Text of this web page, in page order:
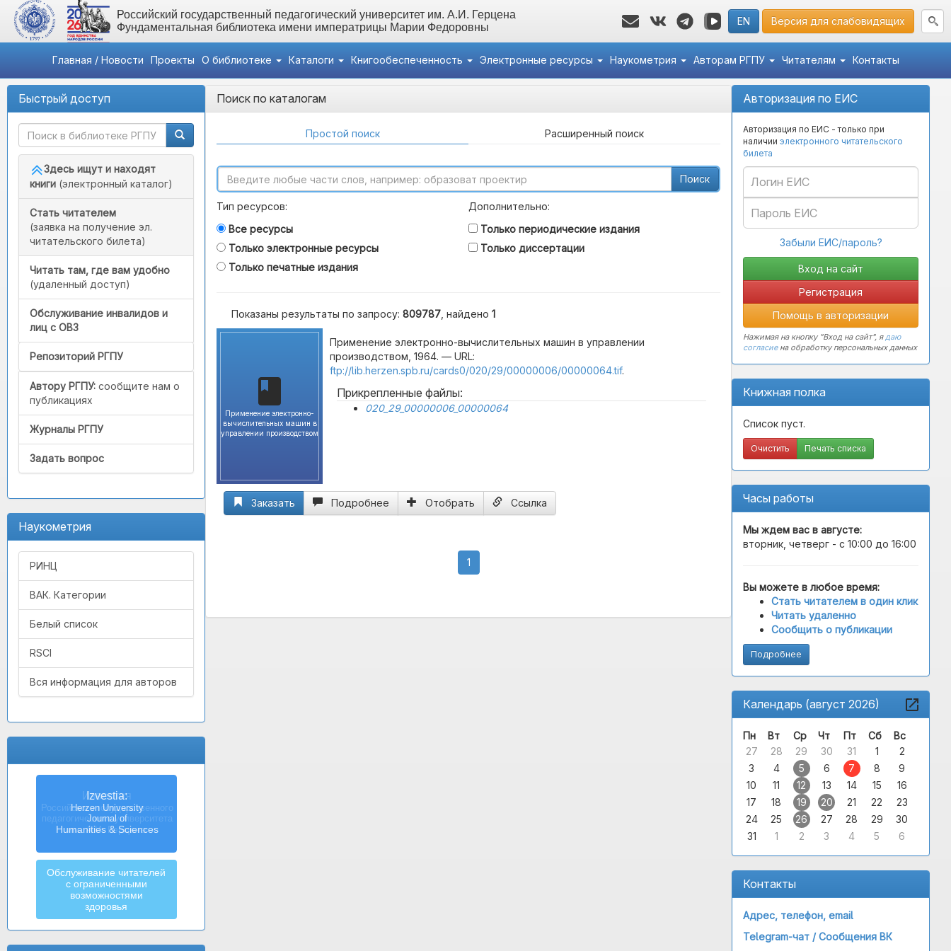
Российский государственный педагогический университет им. А.И. Герцена
Фундаментальная библиотека имени императрицы Марии Федоровны
EN Версия для слабовидящих
Главная / Новости Проекты О библиотеке Каталоги Книгообеспеченность Электронные ресурсы Наукометрия Авторам РГПУ Читателям Контакты
Быстрый доступ
Здесь ищут и находят
книги (электронный каталог)
Стать читателем
(заявка на получение эл.
читательского билета)
Читать там, где вам удобно
(удаленный доступ)
Обслуживание инвалидов и
лиц с ОВЗ
Репозиторий РГПУ
Автору РГПУ: сообщите нам о
публикациях
Журналы РГПУ
Задать вопрос
Наукометрия
РИНЦ
ВАК. Категории
Белый список
RSCI
Вся информация для авторов
Izvestia:
Herzen University
Journal of
Humanities & Sciences
Обслуживание читателей
с ограниченными
возможностями
здоровья
Авторизация по ЕИС
Авторизация по ЕИС - только при
наличии электронного читательского
билета
Забыли ЕИС/пароль?
Регистрация
Помощь в авторизации
Нажимая на кнопку "Вход на сайт", ядаю
согласиена обработку персональных данных
Книжная полка
Список пуст.
Очистить Печать списка
Часы работы
Мы ждем вас в августе:
вторник, четверг - с 10:00 до 16:00
Вы можете в любое время:
Стать читателем в один клик
Читать удаленно
Сообщить о публикации
Подробнее
Календарь (август 2026)
Пн Вт Ср Чт Пт Сб
Вс
27
28 29 30 31 1
2
3
4 5 6 7 8
9
10
11 12 13 14 15
16
17
18 19 20 21 22
23
24
25 26 27 28 29
30
31
1 2 3 4 5 6
Контакты
Адрес, телефон, email
Telegram-чат /Сообщения ВК
Поиск по каталогам
Простой поиск Расширенный поиск
Поиск
Тип ресурсов:
Все ресурсы
Только электронные ресурсы
Только печатные издания
Дополнительно:
Только периодические издания
Только диссертации
Показаны результаты по запросу: 809787 , найдено 1
Применение электронно-
вычислительных машин в
управлении производством
Применение электронно-вычислительных машин в управлении
производством, 1964. — URL:
ftp://lib.herzen.spb.ru/cards0/020/29/00000006/00000064.tif.
Прикрепленные файлы:
020_29_00000006_00000064
Заказать Подробнее Отобрать Ссылка
1(current)